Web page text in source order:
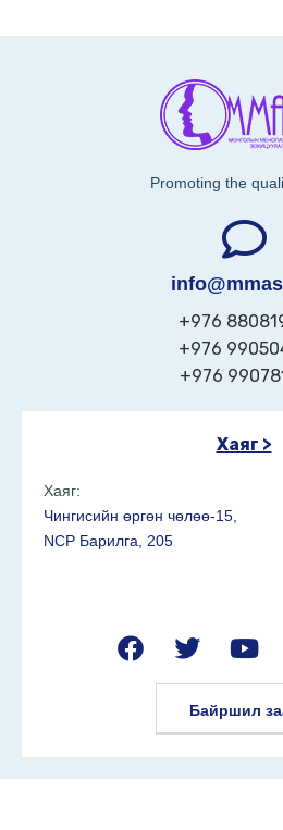
Promoting the
+976
+976
+976
Хаяг >
Хаяг:
Чингисийн өргөн чөлөө-15,
NCP Барилга, 205
Байршил